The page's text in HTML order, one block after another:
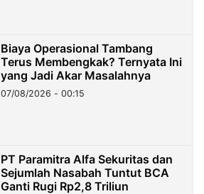
Biaya Operasional Tambang
Terus Membengkak? Ternyata Ini
yang Jadi Akar Masalahnya
07/08/2026 - 00:15
PT Paramitra Alfa Sekuritas dan
Sejumlah Nasabah Tuntut BCA
Ganti Rugi Rp2,8 Triliun